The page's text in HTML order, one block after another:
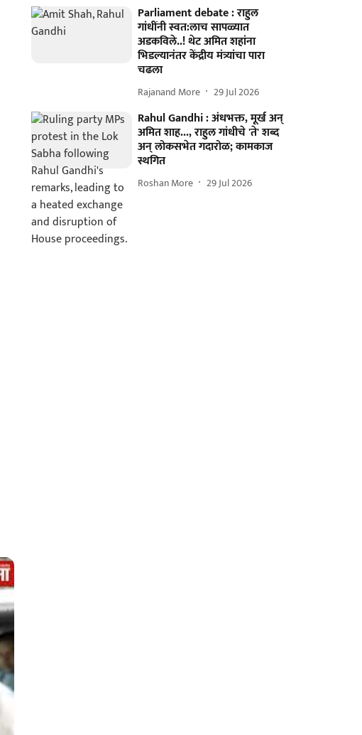
Parliament debate : राहुल
गांधींनी स्वत:लाच सापळ्यात
अडकविले..! थेट अमित शहांना
भिडल्यानंतर केंद्रीय मंत्र्यांचा पारा
चढला
Rajanand More 29 Jul 2026
Rahul Gandhi : अंधभक्त, मूर्ख अन्
अमित शाह..., राहुल गांधीचे 'ते' शब्द
अन् लोकसभेत गदारोळ; कामकाज
स्थगित
Roshan More 29 Jul 2026